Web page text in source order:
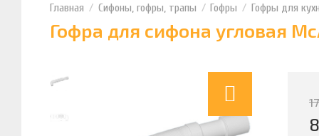
Сифоны, гофры, трапы Гофры Гофры для
Гофра для сифона угловая